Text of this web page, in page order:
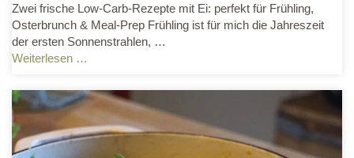
Zwei frische Low-Carb-Rezepte mit Ei: perfekt für Frühling,
Osterbrunch & Meal-Prep Frühling ist für mich die Jahreszeit
der ersten Sonnenstrahlen, …
Weiterlesen …